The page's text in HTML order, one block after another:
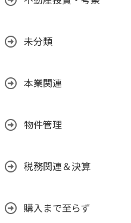
未分類
本業関連
物件管理
税務関連＆決算
購入まで至らず